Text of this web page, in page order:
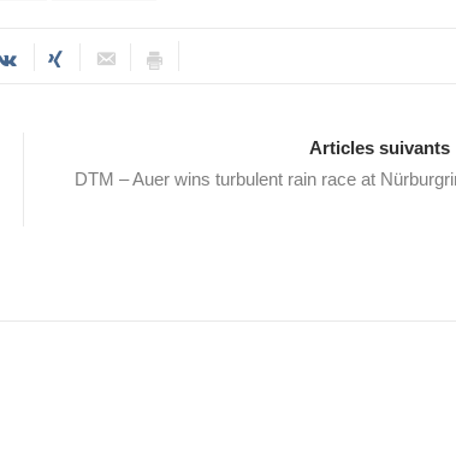
Articles suivants
DTM – Auer wins turbulent rain race at